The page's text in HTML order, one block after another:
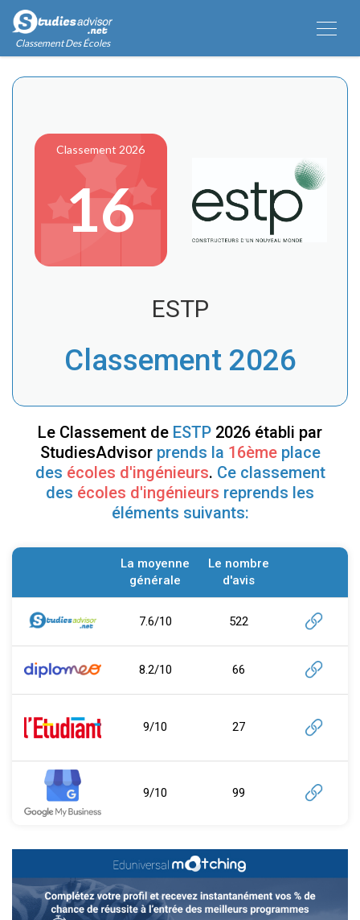
Classement Des Écoles
Classement 2026
16
ESTP
Classement 2026
Le Classement de ESTP 2026 établi par
StudiesAdvisor prends la 16èmeplace
des écoles d'ingénieurs. Ce classement
des écoles d'ingénieurs reprends les
éléments suivants:
La moyenne
générale
Le nombre
d'avis
7.6/10 522
8.2/10 66
9/10 27
9/10 99